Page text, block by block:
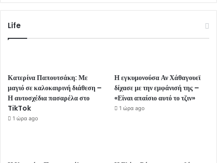
Life
Κατερίνα Παπουτσάκη: Με
μαγιό σε καλοκαιρινή διάθεση –
Η αυτοσχέδια πασαρέλα στο
TikTok
1 ώρα ago
Η εγκυμονούσα Αν Χάθαγουεϊ
δίχασε με την εμφάνισή της –
«Είναι απαίσιο αυτό το τζιν»
1 ώρα ago